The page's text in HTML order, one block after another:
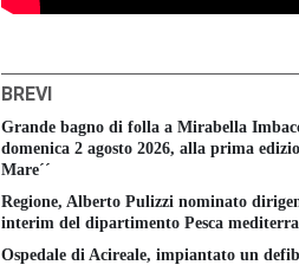
BREVI
Grande bagno di folla a Mirabella
domenica 2 agosto 2026, alla prima
Mare´´
Regione, Alberto Pulizzi nominato
interim del dipartimento Pesca
Ospedale di Acireale, impiantato un